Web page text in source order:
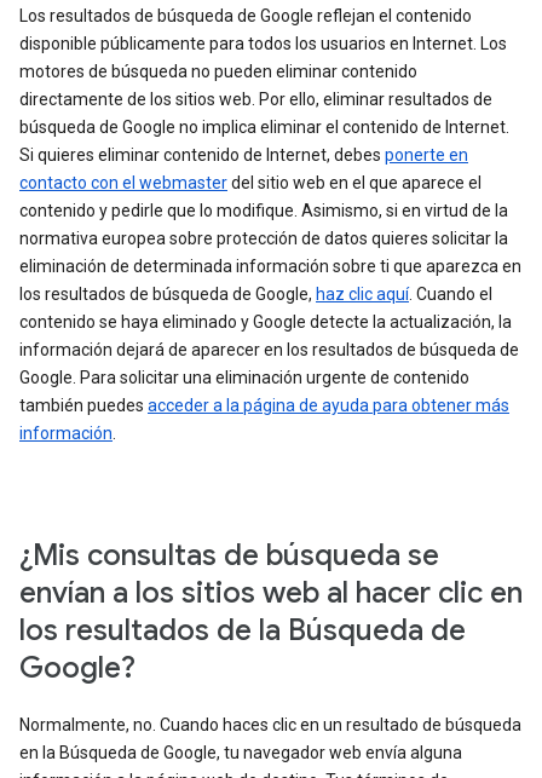
Los resultados de búsqueda de Google reflejan el contenido
disponible públicamente para todos los usuarios en Internet. Los
motores de búsqueda no pueden eliminar contenido
directamente de los sitios web. Por ello, eliminar resultados de
búsqueda de Google no implica eliminar el contenido de Internet.
Si quieres eliminar contenido de Internet, debes ponerte en
contacto con el webmasterdel sitio web en el que aparece el
contenido y pedirle que lo modifique. Asimismo, si en virtud de la
normativa europea sobre protección de datos quieres solicitar la
eliminación de determinada información sobre ti que aparezca en
los resultados de búsqueda de Google, haz clic aquí. Cuando el
contenido se haya eliminado y Google detecte la actualización, la
información dejará de aparecer en los resultados de búsqueda de
Google. Para solicitar una eliminación urgente de contenido
también puedes acceder a la página de ayuda para obtener más
información
¿Mis consultas de búsqueda se
envían a los sitios web al hacer clic en
los resultados de la Búsqueda de
Google?
Normalmente, no. Cuando haces clic en un resultado de búsqueda
en la Búsqueda de Google, tu navegador web envía alguna